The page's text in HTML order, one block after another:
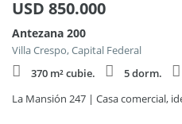
USD 850.000
Antezana 200
Villa Crespo, Capital Federal
370 m² cubie.
5 dorm.